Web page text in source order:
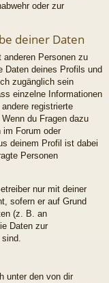
oder zur
deiner Daten
Personen zu
Daten deines Profils und
zugänglich sein
einzelne Informationen
registrierte
du Fragen dazu
im Forum oder
deinem Profil ist dabei
Personen
nur mit deiner
sofern er auf Grund
(z. B. an
Daten zur
unter den von dir